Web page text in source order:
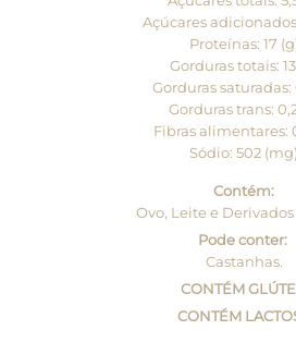
Açúcares
Proteínas: 17
Gorduras totais:
Gorduras saturadas:
Gorduras trans:
Fibras alimentares:
Sódio: 502 (mg)
Contém:
Ovo, Leite e Derivados
Pode conter:
Castanhas.
CONTÉM
CONTÉM